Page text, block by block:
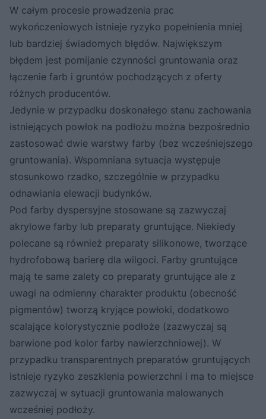
W całym procesie prowadzenia prac
wykończeniowych istnieje ryzyko popełnienia mniej
lub bardziej świadomych błędów. Największym
błędem jest pomijanie czynności gruntowania oraz
łączenie farb i gruntów pochodzących z oferty
różnych producentów.
Jedynie w przypadku doskonałego stanu zachowania
istniejących powłok na podłożu można bezpośrednio
zastosować dwie warstwy farby (bez wcześniejszego
gruntowania). Wspomniana sytuacja występuje
stosunkowo rzadko, szczególnie w przypadku
odnawiania elewacji budynków.
Pod farby dyspersyjne stosowane są zazwyczaj
akrylowe farby lub preparaty gruntujące. Niekiedy
polecane są również preparaty silikonowe, tworzące
hydrofobową barierę dla wilgoci. Farby gruntujące
mają te same zalety co preparaty gruntujące ale z
uwagi na odmienny charakter produktu (obecność
pigmentów) tworzą kryjące powłoki, dodatkowo
scalające kolorystycznie podłoże (zazwyczaj są
barwione pod kolor farby nawierzchniowej). W
przypadku transparentnych preparatów gruntujących
istnieje ryzyko zeszklenia powierzchni i ma to miejsce
zazwyczaj w sytuacji gruntowania malowanych
wcześniej podłoży.